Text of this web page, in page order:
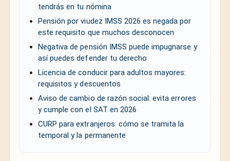
tendrás en tu nómina
Pensión por viudez IMSS 2026 es negada por
este requisito que muchos desconocen
Negativa de pensión IMSS puede impugnarse y
así puedes defender tu derecho
Licencia de conducir para adultos mayores:
requisitos y descuentos
Aviso de cambio de razón social: evita errores
y cumple con el SAT en 2026
CURP para extranjeros: cómo se tramita la
temporal y la permanente